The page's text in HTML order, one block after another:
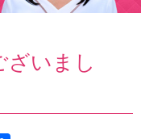
ざいまし